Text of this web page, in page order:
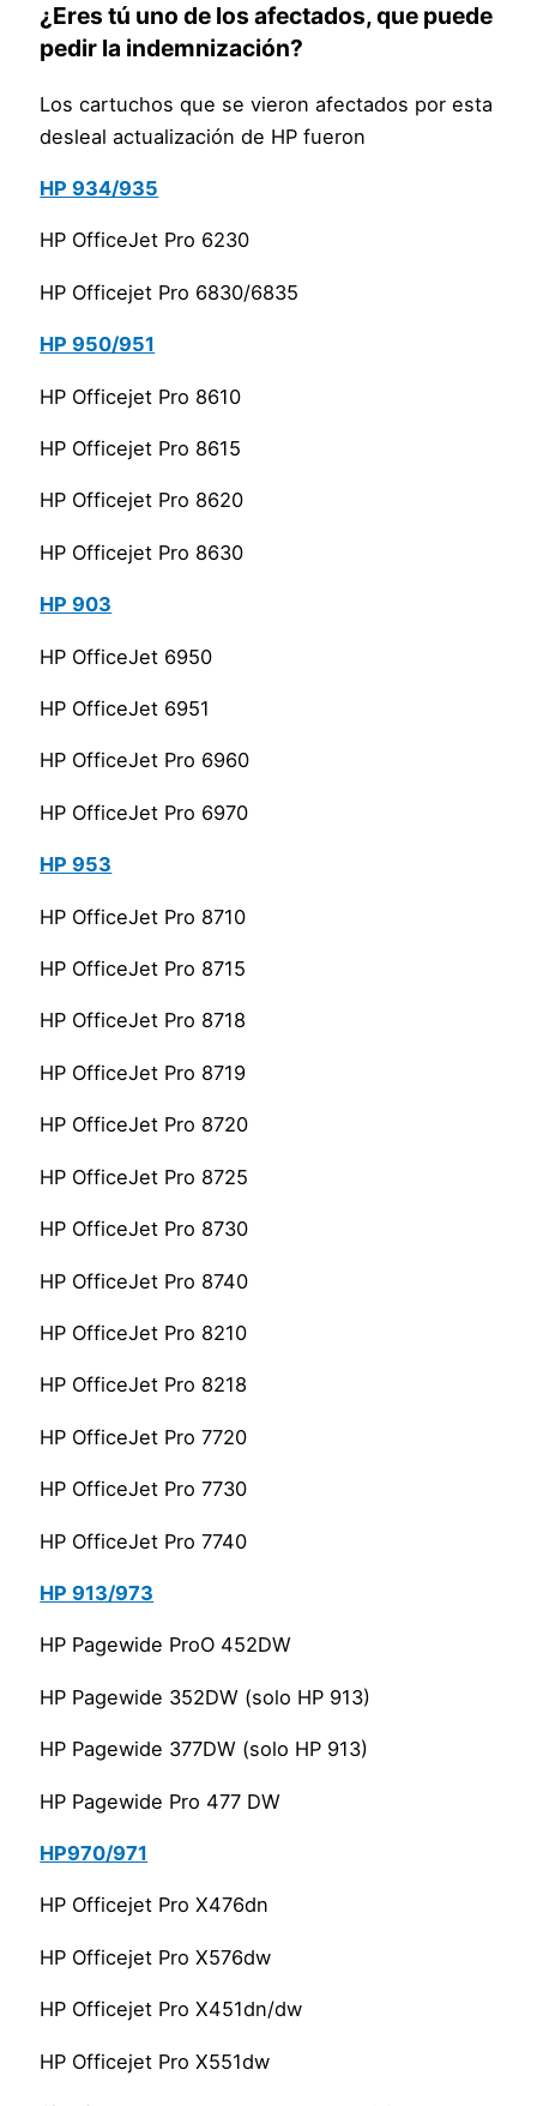
¿Eres tú uno de los afectados, que puede
pedir la indemnización?
Los cartuchos que se vieron afectados por esta
desleal actualización de HP fueron
HP 934/935
HP OfficeJet Pro 6230
HP Officejet Pro 6830/6835
HP 950/951
HP Officejet Pro 8610
HP Officejet Pro 8615
HP Officejet Pro 8620
HP Officejet Pro 8630
HP 903
HP OfficeJet 6950
HP OfficeJet 6951
HP OfficeJet Pro 6960
HP OfficeJet Pro 6970
HP 953
HP OfficeJet Pro 8710
HP OfficeJet Pro 8715
HP OfficeJet Pro 8718
HP OfficeJet Pro 8719
HP OfficeJet Pro 8720
HP OfficeJet Pro 8725
HP OfficeJet Pro 8730
HP OfficeJet Pro 8740
HP OfficeJet Pro 8210
HP OfficeJet Pro 8218
HP OfficeJet Pro 7720
HP OfficeJet Pro 7730
HP OfficeJet Pro 7740
HP 913/973
HP Pagewide ProO 452DW
HP Pagewide 352DW (solo HP 913)
HP Pagewide 377DW (solo HP 913)
HP Pagewide Pro 477 DW
HP970/971
HP Officejet Pro X476dn
HP Officejet Pro X576dw
HP Officejet Pro X451dn/dw
HP Officejet Pro X551dw